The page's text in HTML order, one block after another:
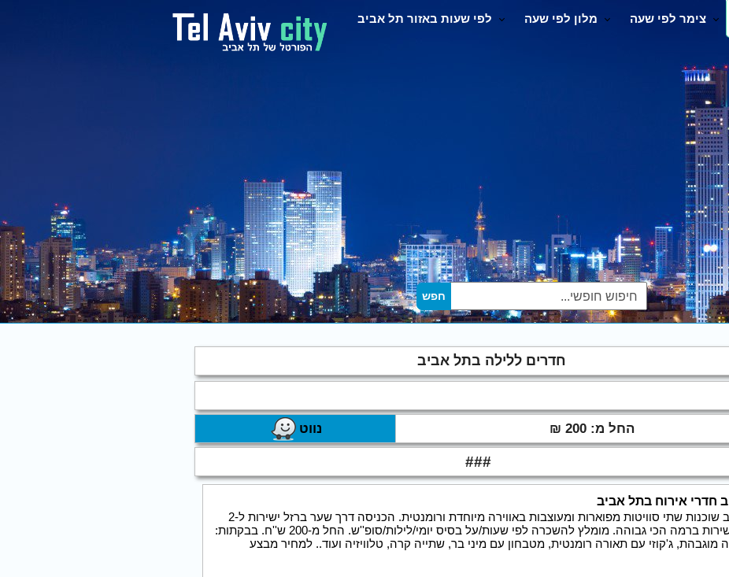
צימר לפי שעה מלון לפי שעה לפי שעות באזור תל אביב
חדרים ללילה בתל אביב
החל מ: 200 ₪ נווט
###
חדרי אירוח בתל אביב
באיזור הוותיק של תל אביב שוכנות שתי סוויטות מפוארות ומעוצבות באווירה מיוחדת ורומנטית. הכניסה דרך שער ברזל ישירות ל-2
חניות צמודות, האירוח והשירות ברמה הכי גבוהה. מומלץ להשכרה לפי שעות/על בסיס יומי/לילות/סופ''ש. החל מ-200 ש''ח. בבקתות:
מוגבהת, ג'קוזי עם תאורה רומנטית, מטבחון עם מיני בר, שתייה קרה, טלוויזיה ועוד.. למחיר מבצע